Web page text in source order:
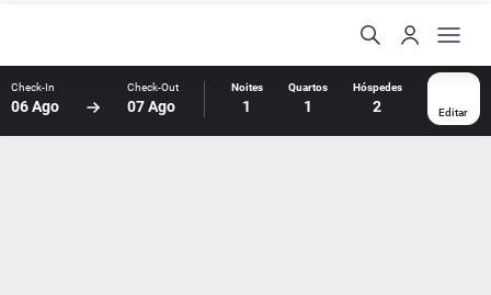
Check-In
06 Ago
Check-Out
07 Ago
Noites
1
Quartos
1
Hóspedes
2 Editar